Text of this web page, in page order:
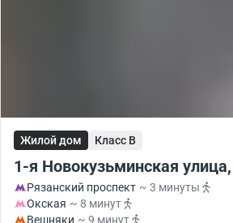
Жилой дом Класс B
1-я Новокузьминская
Рязанский проспект ~ 3 минуты
Окская ~ 8 минут
Вешняки ~ 9 минут